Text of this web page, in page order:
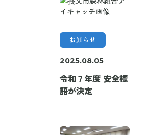
お知らせ
2025.08.05
令和７年度 安全標
語が決定